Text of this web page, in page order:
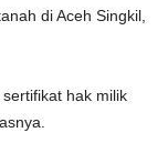
di Aceh Singkil,
hak milik